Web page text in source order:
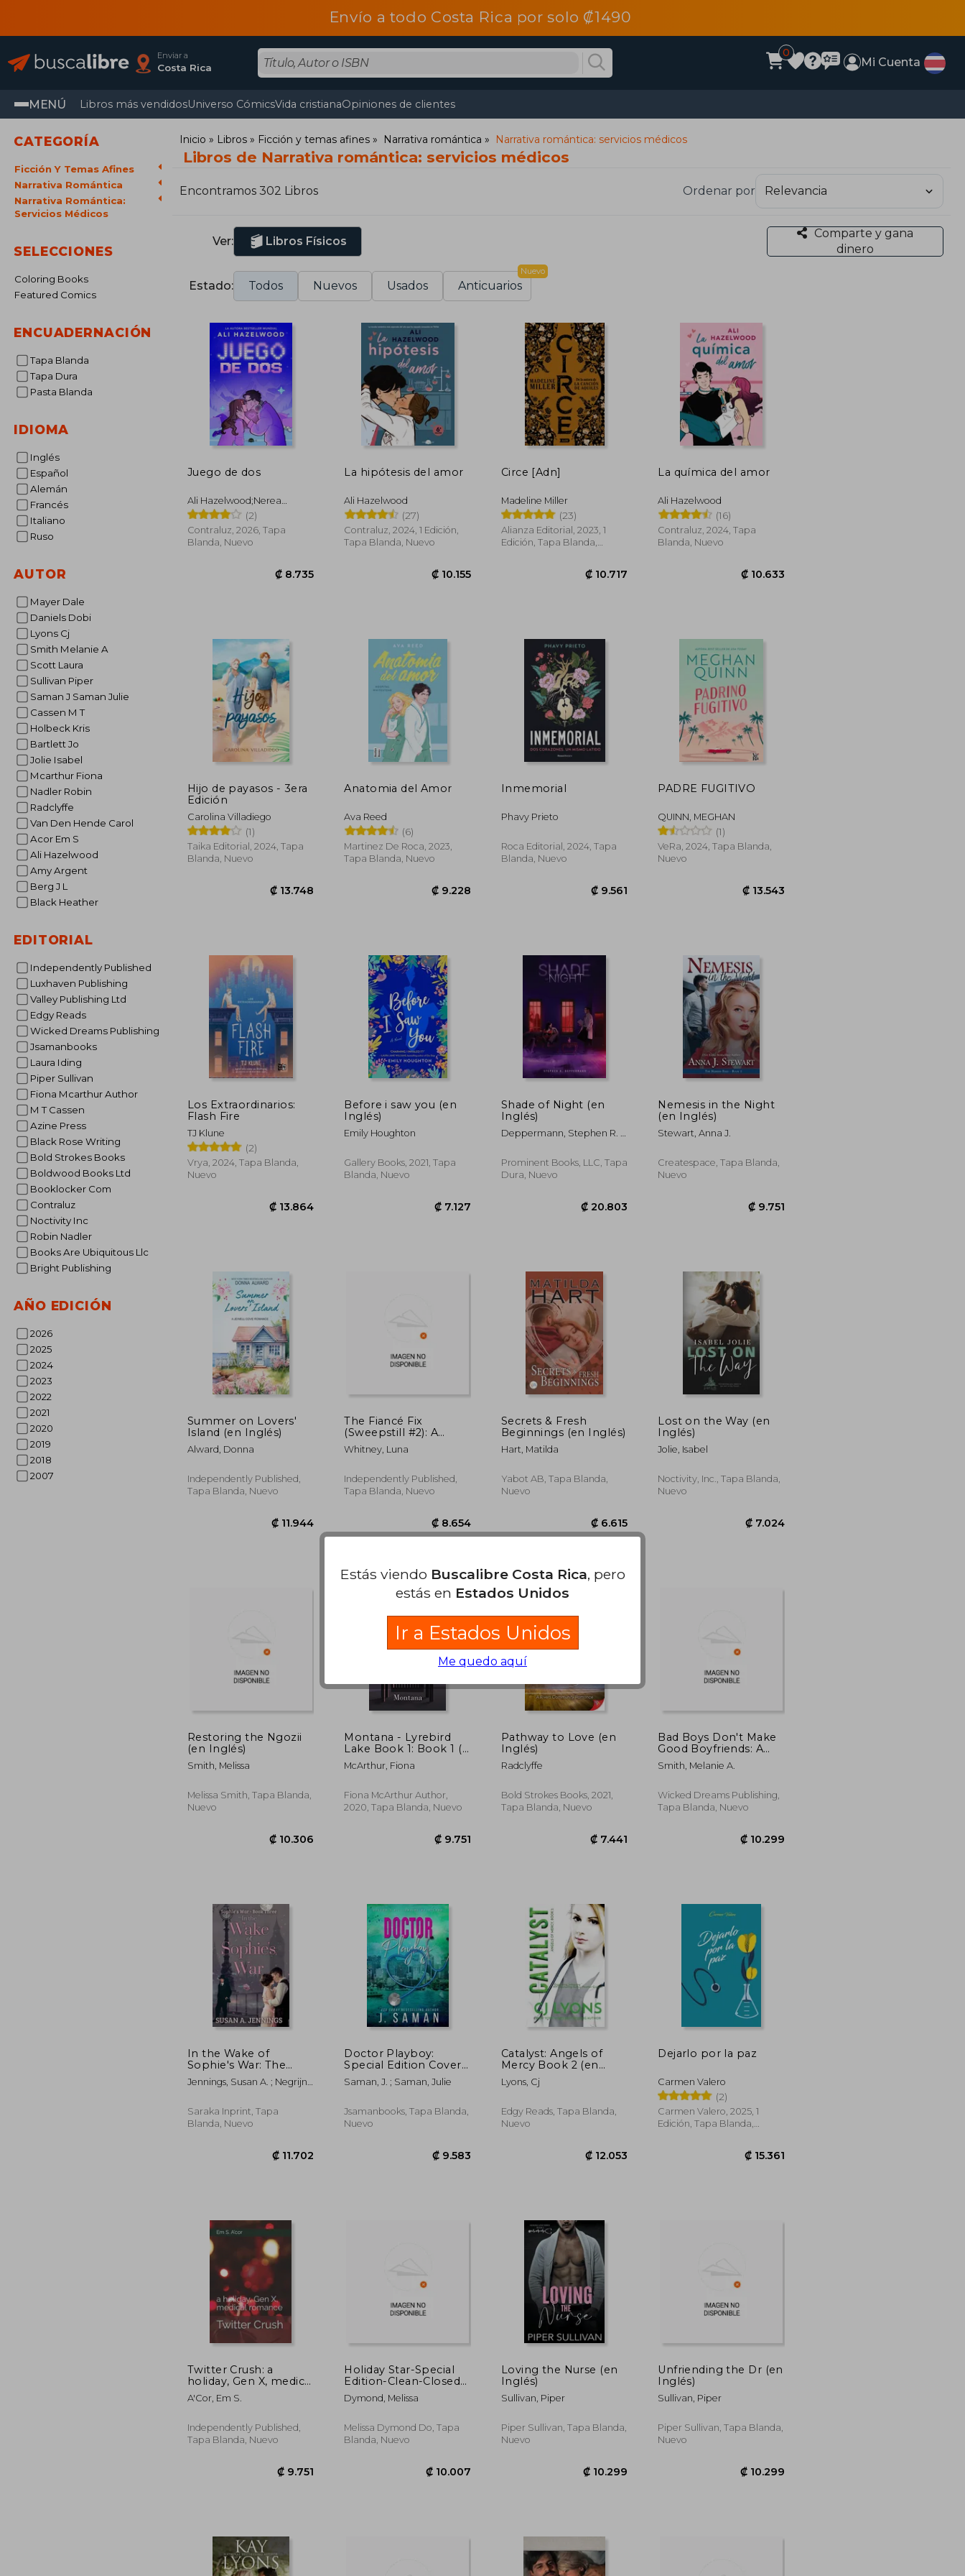
Envío a todo Costa Rica por solo ₡1490
Enviar a
Costa Rica
0
Mi Cuenta
MENÚ Libros más vendidosUniverso CómicsVida cristianaOpiniones de clientes
CATEGORÍA
Ficción Y Temas Afines
Narrativa Romántica
Narrativa Romántica:
Servicios Médicos
SELECCIONES
Coloring Books
Featured Comics
ENCUADERNACIÓN
Tapa Blanda
Tapa Dura
Pasta Blanda
IDIOMA
Inglés
Español
Alemán
Francés
Italiano
Ruso
AUTOR
Mayer Dale
Daniels Dobi
Lyons Cj
Smith Melanie A
Scott Laura
Sullivan Piper
Saman J Saman Julie
Cassen M T
Holbeck Kris
Bartlett Jo
Jolie Isabel
Mcarthur Fiona
Nadler Robin
Radclyffe
Van Den Hende Carol
Acor Em S
Ali Hazelwood
Amy Argent
Berg J L
Black Heather
EDITORIAL
Independently Published
Luxhaven Publishing
Valley Publishing Ltd
Edgy Reads
Wicked Dreams Publishing
Jsamanbooks
Laura Iding
Piper Sullivan
Fiona Mcarthur Author
M T Cassen
Azine Press
Black Rose Writing
Bold Strokes Books
Boldwood Books Ltd
Booklocker Com
Contraluz
Noctivity Inc
Robin Nadler
Books Are Ubiquitous Llc
Bright Publishing
AÑO EDICIÓN
2026
2025
2024
2023
2022
2021
2020
2019
2018
2007
Inicio Libros Ficción y temas afines Narrativa romántica Narrativa romántica: servicios médicos
Libros de Narrativa romántica: servicios médicos
Encontramos 302 Libros Ordenar por
Ver: Libros Físicos
Comparte y gana
dinero
Estado: Todos Nuevos Usados Anticuarios
Nuevo
Juego de dos
Ali Hazelwood;Nerea
Gilabert Giménez
(2)
Contraluz, 2026, Tapa
Blanda, Nuevo
La hipótesis del amor
Ali Hazelwood
(27)
Contraluz, 2024, 1 Edición,
Tapa Blanda, Nuevo
Circe [Adn]
Madeline Miller
(23)
Alianza Editorial, 2023, 1
Edición, Tapa Blanda,
₡ 10.717
La química del amor
Ali Hazelwood
(16)
Contraluz, 2024, Tapa
Blanda, Nuevo
Hijo de payasos - 3era
Edición
Carolina Villadiego
(1)
Taika Editorial, 2024, Tapa
Blanda, Nuevo
Anatomia del Amor
Ava Reed
(6)
Martinez De Roca, 2023,
Tapa Blanda, Nuevo
Inmemorial
Phavy Prieto
Roca Editorial, 2024, Tapa
Blanda, Nuevo
₡ 9.561
PADRE FUGITIVO
QUINN, MEGHAN
(1)
VeRa, 2024, Tapa Blanda,
Nuevo
Los Extraordinarios:
Flash Fire
TJ Klune
(2)
Vrya, 2024, Tapa Blanda,
Nuevo
Before i saw you (en
Inglés)
Emily Houghton
Gallery Books, 2021, Tapa
Blanda, Nuevo
Shade of Night (en
Inglés)
Deppermann, Stephen R. ;
Prominent Books, LLC, Tapa
Dura, Nuevo
₡ 20.803
Nemesis in the Night
(en Inglés)
Stewart, Anna J.
Createspace, Tapa Blanda,
Nuevo
Summer on Lovers'
Island (en Inglés)
Alward, Donna
Independently Published,
Tapa Blanda, Nuevo
₡ 11.944
The Fiancé Fix
(Sweepstill #2): A
Steamy, Small Town,
Friends to Lovers,
Inglés)
Whitney, Luna
Independently Published,
Tapa Blanda, Nuevo
₡ 8.654
Secrets & Fresh
Beginnings (en Inglés)
Hart, Matilda
Yabot AB, Tapa Blanda,
Nuevo
Lost on the Way (en
Inglés)
Jolie, Isabel
Noctivity, Inc., Tapa Blanda,
Nuevo
Restoring the Ngozii
(en Inglés)
Smith, Melissa
Melissa Smith, Tapa Blanda,
Nuevo
Montana - Lyrebird
Lake Book 1: Book 1 (1)
(en Inglés)
McArthur, Fiona
Fiona McArthur Author,
2020, Tapa Blanda, Nuevo
Pathway to Love (en
Inglés)
Radclyffe
Bold Strokes Books, 2021,
Tapa Blanda, Nuevo
Bad Boys Don't Make
Good Boyfriends: A
Life Lessons Novel (en
Inglés)
Smith, Melanie A.
Wicked Dreams Publishing,
Tapa Blanda, Nuevo
In the Wake of
Sophie's War: The
guns are silent, the
whole world has
(en Inglés)
Jennings, Susan A. ; Negrijn,
Saraka Inprint, Tapa
Blanda, Nuevo
₡ 11.702
Doctor Playboy:
Special Edition Cover
(en Inglés)
Saman, J. ; Saman, Julie
Jsamanbooks, Tapa Blanda,
Nuevo
₡ 9.583
Catalyst: Angels of
Mercy Book 2 (en
Inglés)
Lyons, Cj
Edgy Reads, Tapa Blanda,
Nuevo
₡ 12.053
Dejarlo por la paz
Carmen Valero
(2)
Carmen Valero, 2025, 1
Edición, Tapa Blanda,
Twitter Crush: a
holiday, Gen X, medical
romance (en Inglés)
A'Cor, Em S.
Independently Published,
Tapa Blanda, Nuevo
Holiday Star-Special
Edition-Clean-Closed-
Door (en Inglés)
Dymond, Melissa
Melissa Dymond Do, Tapa
Blanda, Nuevo
Loving the Nurse (en
Inglés)
Sullivan, Piper
Piper Sullivan, Tapa Blanda,
Nuevo
Unfriending the Dr (en
Inglés)
Sullivan, Piper
Piper Sullivan, Tapa Blanda,
Nuevo
Estás viendo Buscalibre Costa Rica, pero
estás en Estados Unidos
Ir a Estados Unidos
Me quedo aquí